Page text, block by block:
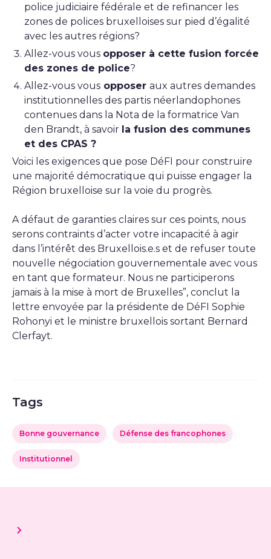
police judiciaire fédérale et de refinancer les
zones de polices bruxelloises sur pied d’égalité
avec les autres régions?
Allez-vous vous opposer à cette fusion forcée
des zones de police?
Allez-vous vous opposer aux autres demandes
institutionnelles des partis néerlandophones
contenues dans la Nota de la formatrice Van
den Brandt, à savoir la fusion des communes
et des CPAS ?
Voici les exigences que pose DéFI pour construire
une majorité démocratique qui puisse engager la
Région bruxelloise sur la voie du progrès.
A défaut de garanties claires sur ces points, nous
serons contraints d’acter votre incapacité à agir
dans l’intérêt des Bruxellois.e.s et de refuser toute
nouvelle négociation gouvernementale avec vous
en tant que formateur. Nous ne participerons
jamais à la mise à mort de Bruxelles”, conclut la
lettre envoyée par la présidente de DéFI Sophie
Rohonyi et le ministre bruxellois sortant Bernard
Clerfayt.
Tags
Bonne gouvernance Défense des francophones
Institutionnel